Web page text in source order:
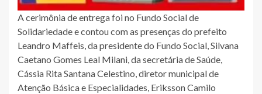
A cerimônia de entrega foi no Fundo Social de
Solidariedade e contou com as presenças do prefeito
Leandro Maffeis, da presidente do Fundo Social, Silvana
Caetano Gomes Leal Milani, da secretária de Saúde,
Cássia Rita Santana Celestino, diretor municipal de
Atenção Básica e Especialidades, Eriksson Camilo